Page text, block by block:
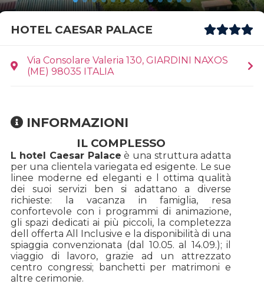
HOTEL CAESAR PALACE
Via Consolare Valeria 130, GIARDINI NAXOS
(ME) 98035 ITALIA
INFORMAZIONI
IL COMPLESSO
L hotel Caesar Palace è una struttura adatta
per una clientela variegata ed esigente. Le sue
linee moderne ed eleganti e l ottima qualità
dei suoi servizi ben si adattano a diverse
richieste: la vacanza in famiglia, resa
confortevole con i programmi di animazione,
gli spazi dedicati ai più piccoli, la completezza
dell offerta All Inclusive e la disponibilità di una
spiaggia convenzionata (dal 10.05. al 14.09.); il
viaggio di lavoro, grazie ad un attrezzato
centro congressi; banchetti per matrimoni e
altre cerimonie.